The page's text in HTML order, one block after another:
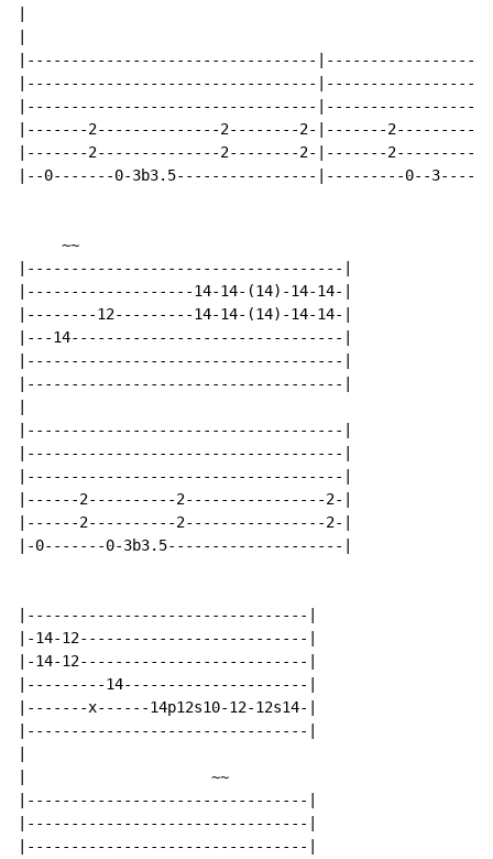
|---------------------------------
|---------------------------------
|---------------------------------
|-------2--------------2--------2-|-------
|-------2--------------2--------2-|-------
|--0-------0-3b3.5----------------|---------0--
     ~~
|------------------------------------|
|-------------------14-14-(14)-14-14-|
|--------12---------14-14-(14)-14-14-|
|---14-------------------------------|
|------------------------------------|
|------------------------------------|
|------------------------------------|
|------------------------------------|
|------------------------------------|
|------2----------2----------------2-|
|------2----------2----------------2-|
|-0-------0-3b3.5--------------------|
|--------------------------------|
|-14-12--------------------------|
|-14-12--------------------------|
|---------14---------------------|
|-------x------14p12s10-12-12s14-|
|--------------------------------|
|                     ~~
|--------------------------------|
|--------------------------------|
|--------------------------------|